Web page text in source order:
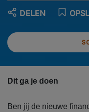
DELEN
Dit ga je doen
Ben jij de nieuwe